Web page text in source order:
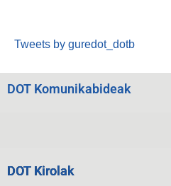
Tweets by guredot_dotb
DOT Komunikabideak
DOT Kirolak